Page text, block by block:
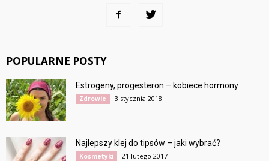
POPULARNE POSTY
Estrogeny, progesteron – kobiece hormony
Zdrowie 3 stycznia 2018
Najlepszy klej do tipsów – jaki wybrać?
Kosmetyki 21 lutego 2017